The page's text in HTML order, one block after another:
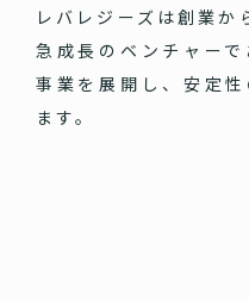
レバレジーズは創業か
急成長のベンチャー
事業を展開し、安定
ます。